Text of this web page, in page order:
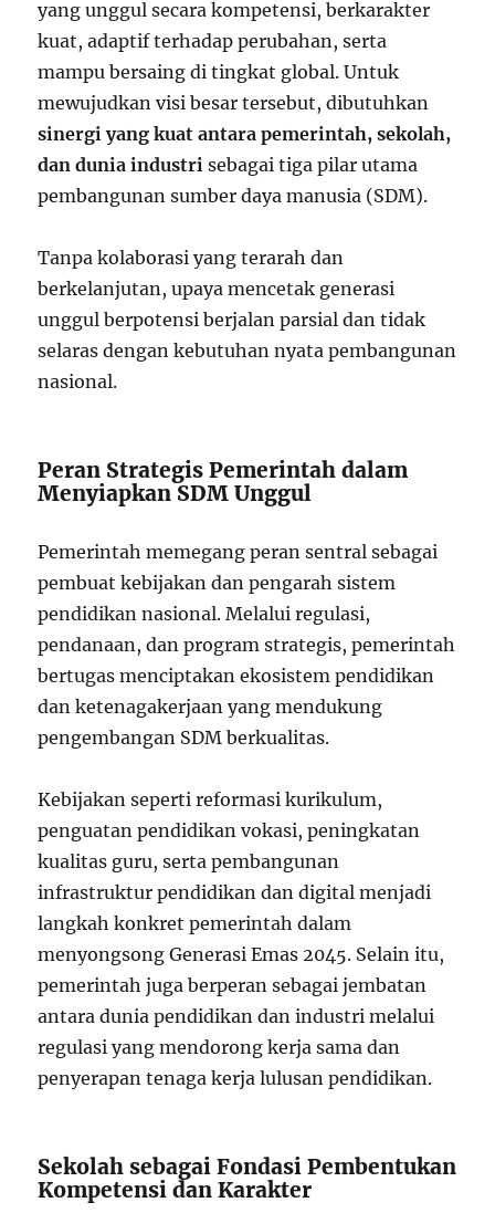
yang unggul secara kompetensi, berkarakter
kuat, adaptif terhadap perubahan, serta
mampu bersaing di tingkat global. Untuk
mewujudkan visi besar tersebut, dibutuhkan
sinergi yang kuat antara pemerintah, sekolah,
dan dunia industri sebagai tiga pilar utama
pembangunan sumber daya manusia (SDM).
Tanpa kolaborasi yang terarah dan
berkelanjutan, upaya mencetak generasi
unggul berpotensi berjalan parsial dan tidak
selaras dengan kebutuhan nyata pembangunan
nasional.
Peran Strategis Pemerintah dalam
Menyiapkan SDM Unggul
Pemerintah memegang peran sentral sebagai
pembuat kebijakan dan pengarah sistem
pendidikan nasional. Melalui regulasi,
pendanaan, dan program strategis, pemerintah
bertugas menciptakan ekosistem pendidikan
dan ketenagakerjaan yang mendukung
pengembangan SDM berkualitas.
Kebijakan seperti reformasi kurikulum,
penguatan pendidikan vokasi, peningkatan
kualitas guru, serta pembangunan
infrastruktur pendidikan dan digital menjadi
langkah konkret pemerintah dalam
menyongsong Generasi Emas 2045. Selain itu,
pemerintah juga berperan sebagai jembatan
antara dunia pendidikan dan industri melalui
regulasi yang mendorong kerja sama dan
penyerapan tenaga kerja lulusan pendidikan.
Sekolah sebagai Fondasi Pembentukan
Kompetensi dan Karakter